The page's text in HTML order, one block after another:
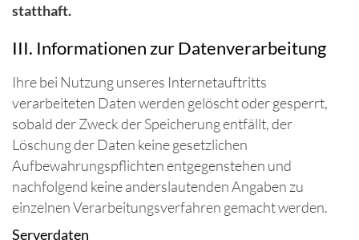
statthaft.
III. Informationen zur Datenverarbeitung
Ihre bei Nutzung unseres Internetauftritts
verarbeiteten Daten werden gelöscht oder gesperrt,
sobald der Zweck der Speicherung entfällt, der
Löschung der Daten keine gesetzlichen
Aufbewahrungspflichten entgegenstehen und
nachfolgend keine anderslautenden Angaben zu
einzelnen Verarbeitungsverfahren gemacht werden.
Serverdaten